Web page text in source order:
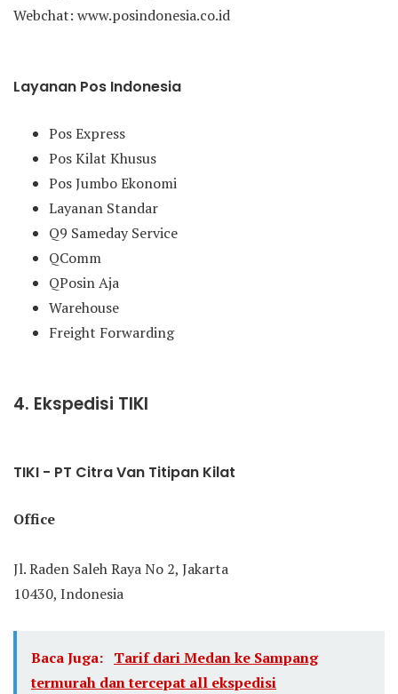
Webchat: www.posindonesia.co.id
Layanan Pos Indonesia
Pos Express
Pos Kilat Khusus
Pos Jumbo Ekonomi
Layanan Standar
Q9 Sameday Service
QComm
QPosin Aja
Warehouse
Freight Forwarding
4. Ekspedisi TIKI
TIKI - PT Citra Van Titipan Kilat
Office
Jl. Raden Saleh Raya No 2, Jakarta
10430, Indonesia
Baca Juga: Tarif dari Medan ke Sampang
termurah dan tercepat all ekspedisi